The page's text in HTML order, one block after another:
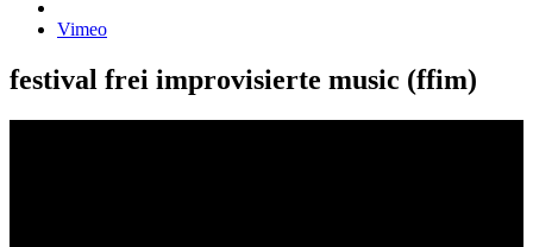
Vimeo
festival frei improvisierte music (ffim)